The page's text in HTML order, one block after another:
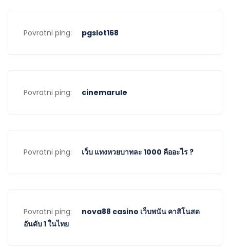
Povratni ping: pgslot168
Povratni ping: cinemarule
Povratni ping: เว็บ แทงหวยบาทละ 1000 คืออะไร ?
Povratni ping:
nova88 casino เว็บพนัน คาสิโนสด
อันดับ 1 ในไทย